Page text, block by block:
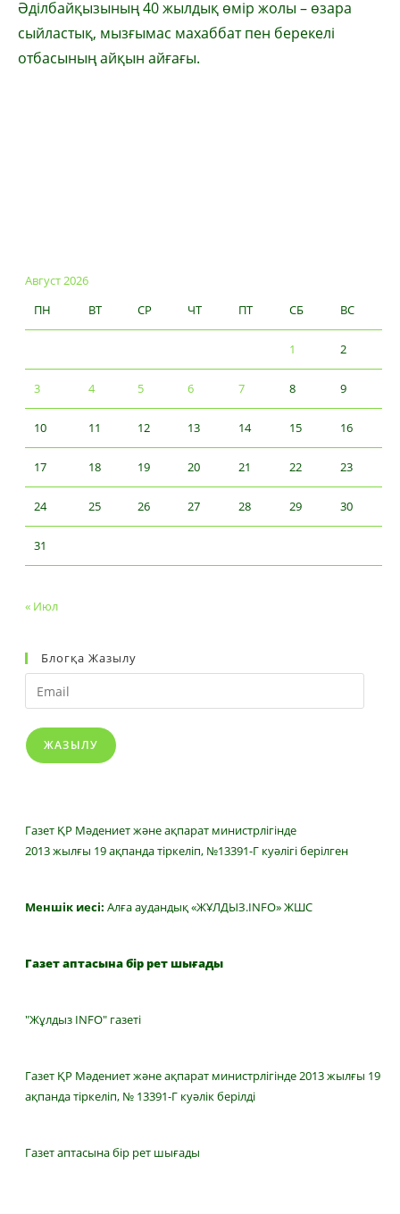
Әділбайқызының 40 жылдық өмір жолы – өзара
сыйластық, мызғымас махаббат пен берекелі
отбасының айқын айғағы.
Август 2026
ПН
ВТ СР ЧТ ПТ СБ ВС
1 2
3 4 5 6 7 8 9
10 11 12 13 14 15 16
17 18 19 20 21 22 23
24 25 26 27 28 29 30
31
« Июл
Блогқа Жазылу
Email
ЖАЗЫЛУ
Газет ҚР Мәдениет және ақпарат министрлігінде
2013 жылғы 19 ақпанда тіркеліп, №13391-Г куәлігі берілген
Меншік иесі: Алға аудандық «ЖҰЛДЫЗ.INFO» ЖШС
Газет аптасына бір рет шығады
"Жұлдыз INFO" газеті
Газет ҚР Мәдениет және ақпарат министрлігінде 2013 жылғы 19
ақпанда тіркеліп, № 13391-Г куәлік берілді
Газет аптасына бір рет шығады